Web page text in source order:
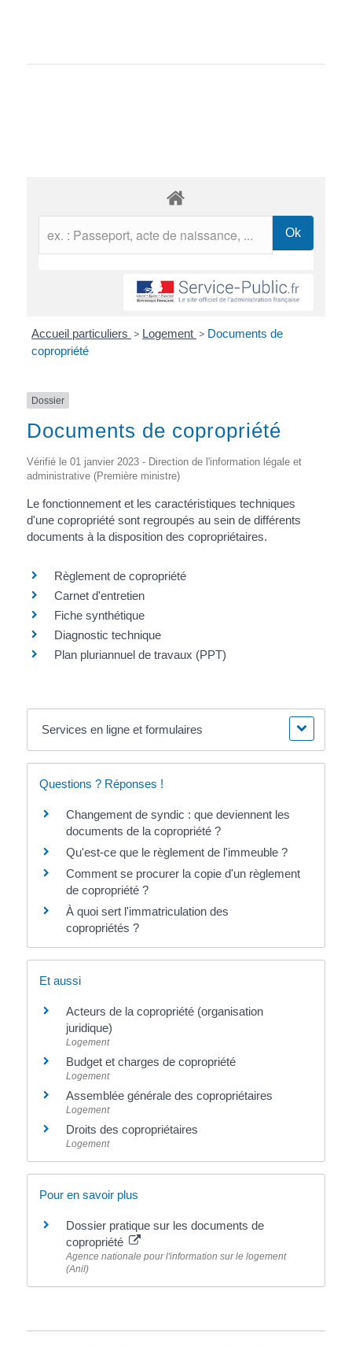
Accueil particuliers > Logement > Documents de
copropriété
Dossier
Documents de copropriété
Vérifié le 01 janvier 2023 - Direction de l'information légale et
administrative (Première ministre)
Le fonctionnement et les caractéristiques techniques
d'une copropriété sont regroupés au sein de différents
documents à la disposition des copropriétaires.
Règlement de copropriété
Carnet d'entretien
Fiche synthétique
Diagnostic technique
Plan pluriannuel de travaux (PPT)
Services en ligne et formulaires
Questions ? Réponses !
Changement de syndic : que deviennent les
documents de la copropriété ?
Qu'est-ce que le règlement de l'immeuble ?
Comment se procurer la copie d'un règlement
de copropriété ?
À quoi sert l'immatriculation des
copropriétés ?
Et aussi
Acteurs de la copropriété (organisation
juridique)
Logement
Budget et charges de copropriété
Logement
Assemblée générale des copropriétaires
Logement
Droits des copropriétaires
Logement
Pour en savoir plus
Dossier pratique sur les documents de
copropriété
Agence nationale pour l'information sur le logement
(Anil)